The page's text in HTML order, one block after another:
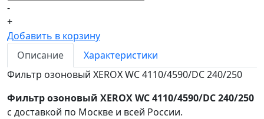
-
+
Добавить в корзину
Описание
Характеристики
Фильтр озоновый XEROX WC 4110/4590/DC 240/250
Фильтр озоновый XEROX WC 4110/4590/DC 240/250
с доставкой по Москве и всей России.